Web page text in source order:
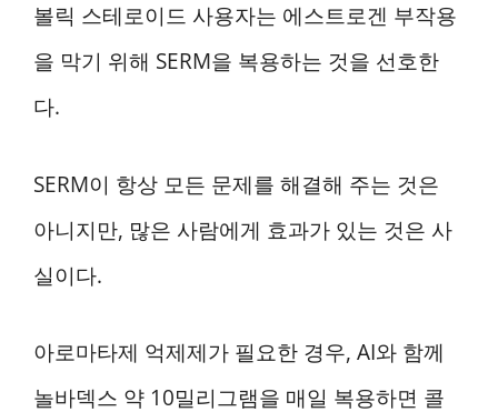
볼릭 스테로이드 사용자는 에스트로겐 부작용
을 막기 위해 SERM을 복용하는 것을 선호한
다.
SERM이 항상 모든 문제를 해결해 주는 것은
아니지만, 많은 사람에게 효과가 있는 것은 사
실이다.
아로마타제 억제제가 필요한 경우, AI와 함께
놀바덱스 약 10밀리그램을 매일 복용하면 콜